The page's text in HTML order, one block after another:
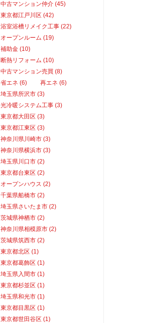
中古マンション仲介 (45)
東京都江戸川区 (42)
浴室浴槽リメイク工事 (22)
オープンルーム (19)
補助金 (10)
断熱リフォーム (10)
中古マンション売買 (8)
省エネ (6)
再エネ (6)
埼玉県所沢市 (3)
光冷暖システム工事 (3)
東京都大田区 (3)
東京都江東区 (3)
神奈川県川崎市 (3)
神奈川県横浜市 (3)
埼玉県川口市 (2)
東京都台東区 (2)
オープンハウス (2)
千葉県船橋市 (2)
埼玉県さいたま市 (2)
茨城県神栖市 (2)
神奈川県相模原市 (2)
茨城県筑西市 (2)
東京都北区 (1)
東京都葛飾区 (1)
埼玉県入間市 (1)
東京都杉並区 (1)
埼玉県和光市 (1)
東京都目黒区 (1)
東京都世田谷区 (1)